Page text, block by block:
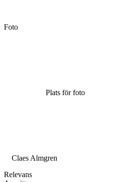
Foto
Plats för foto
Claes Almgren
Relevans